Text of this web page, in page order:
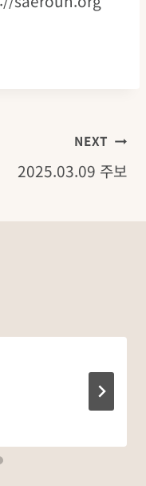
NEXT
2025.03.09 주보